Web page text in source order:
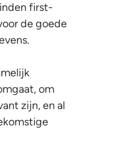
first-
de goede
om
zijn, en al